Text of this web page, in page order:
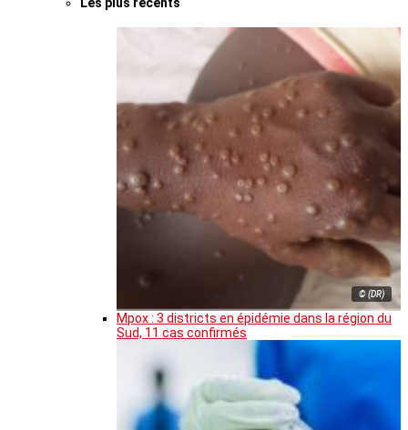
Les plus récents
© (DR)
Mpox : 3 districts en épidémie dans la région du
Sud, 11 cas confirmés